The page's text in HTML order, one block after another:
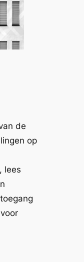
de
op
lees